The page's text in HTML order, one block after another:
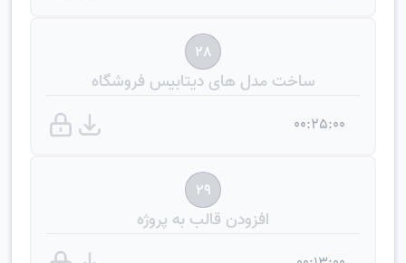
28
ساخت مدل های دیتابیس فروشگاه
00:25:00
29
افزودن قالب به پروژه